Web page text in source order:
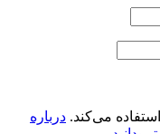
می‌کند. درباره